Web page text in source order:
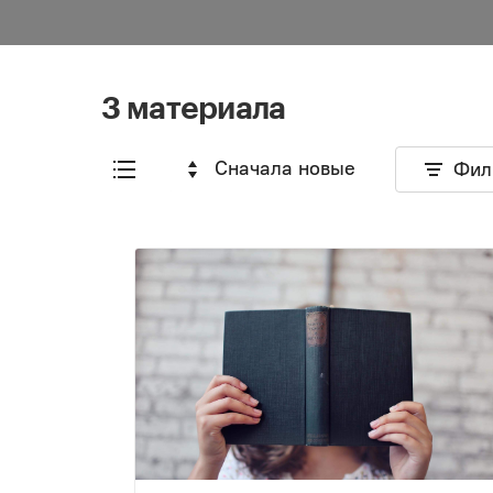
3 материала
Сначала новые